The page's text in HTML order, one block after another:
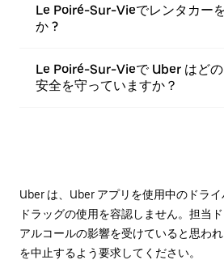
Le Poiré-Sur-Vieでレンタカー
か ?
Le Poiré-Sur-Vieで Uber はど
安全を守っていますか？
Uber は、Uber アプリを使用中のドラ
ドラッグの使用を容認しません。担当
アルコールの影響を受けていると思わ
を中止するよう要求してください。